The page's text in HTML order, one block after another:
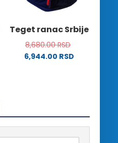
na
proizvoda.
Teget ranac Srbije
8,680.00RSD
6,944.00 RSD